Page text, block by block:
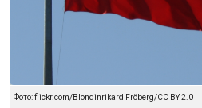
Фото: flickr.com/Blondinrikard Fröberg/CC BY 2.0